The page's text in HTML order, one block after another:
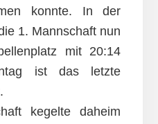
konnte. In der
1. Mannschaft nun
mit 20:14
ist das letzte
kegelte daheim